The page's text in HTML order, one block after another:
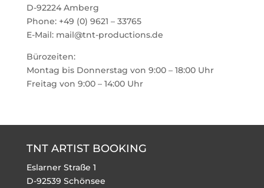
D-92224 Amberg
Phone: +49 (0) 9621 – 33765
E-Mail: mail@tnt-productions.de
Bürozeiten:
Montag bis Donnerstag von 9:00 – 18:00 Uhr
Freitag von 9:00 – 14:00 Uhr
TNT ARTIST BOOKING
Eslarner Straße 1
D-92539 Schönsee